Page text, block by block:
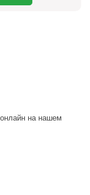
на нашем